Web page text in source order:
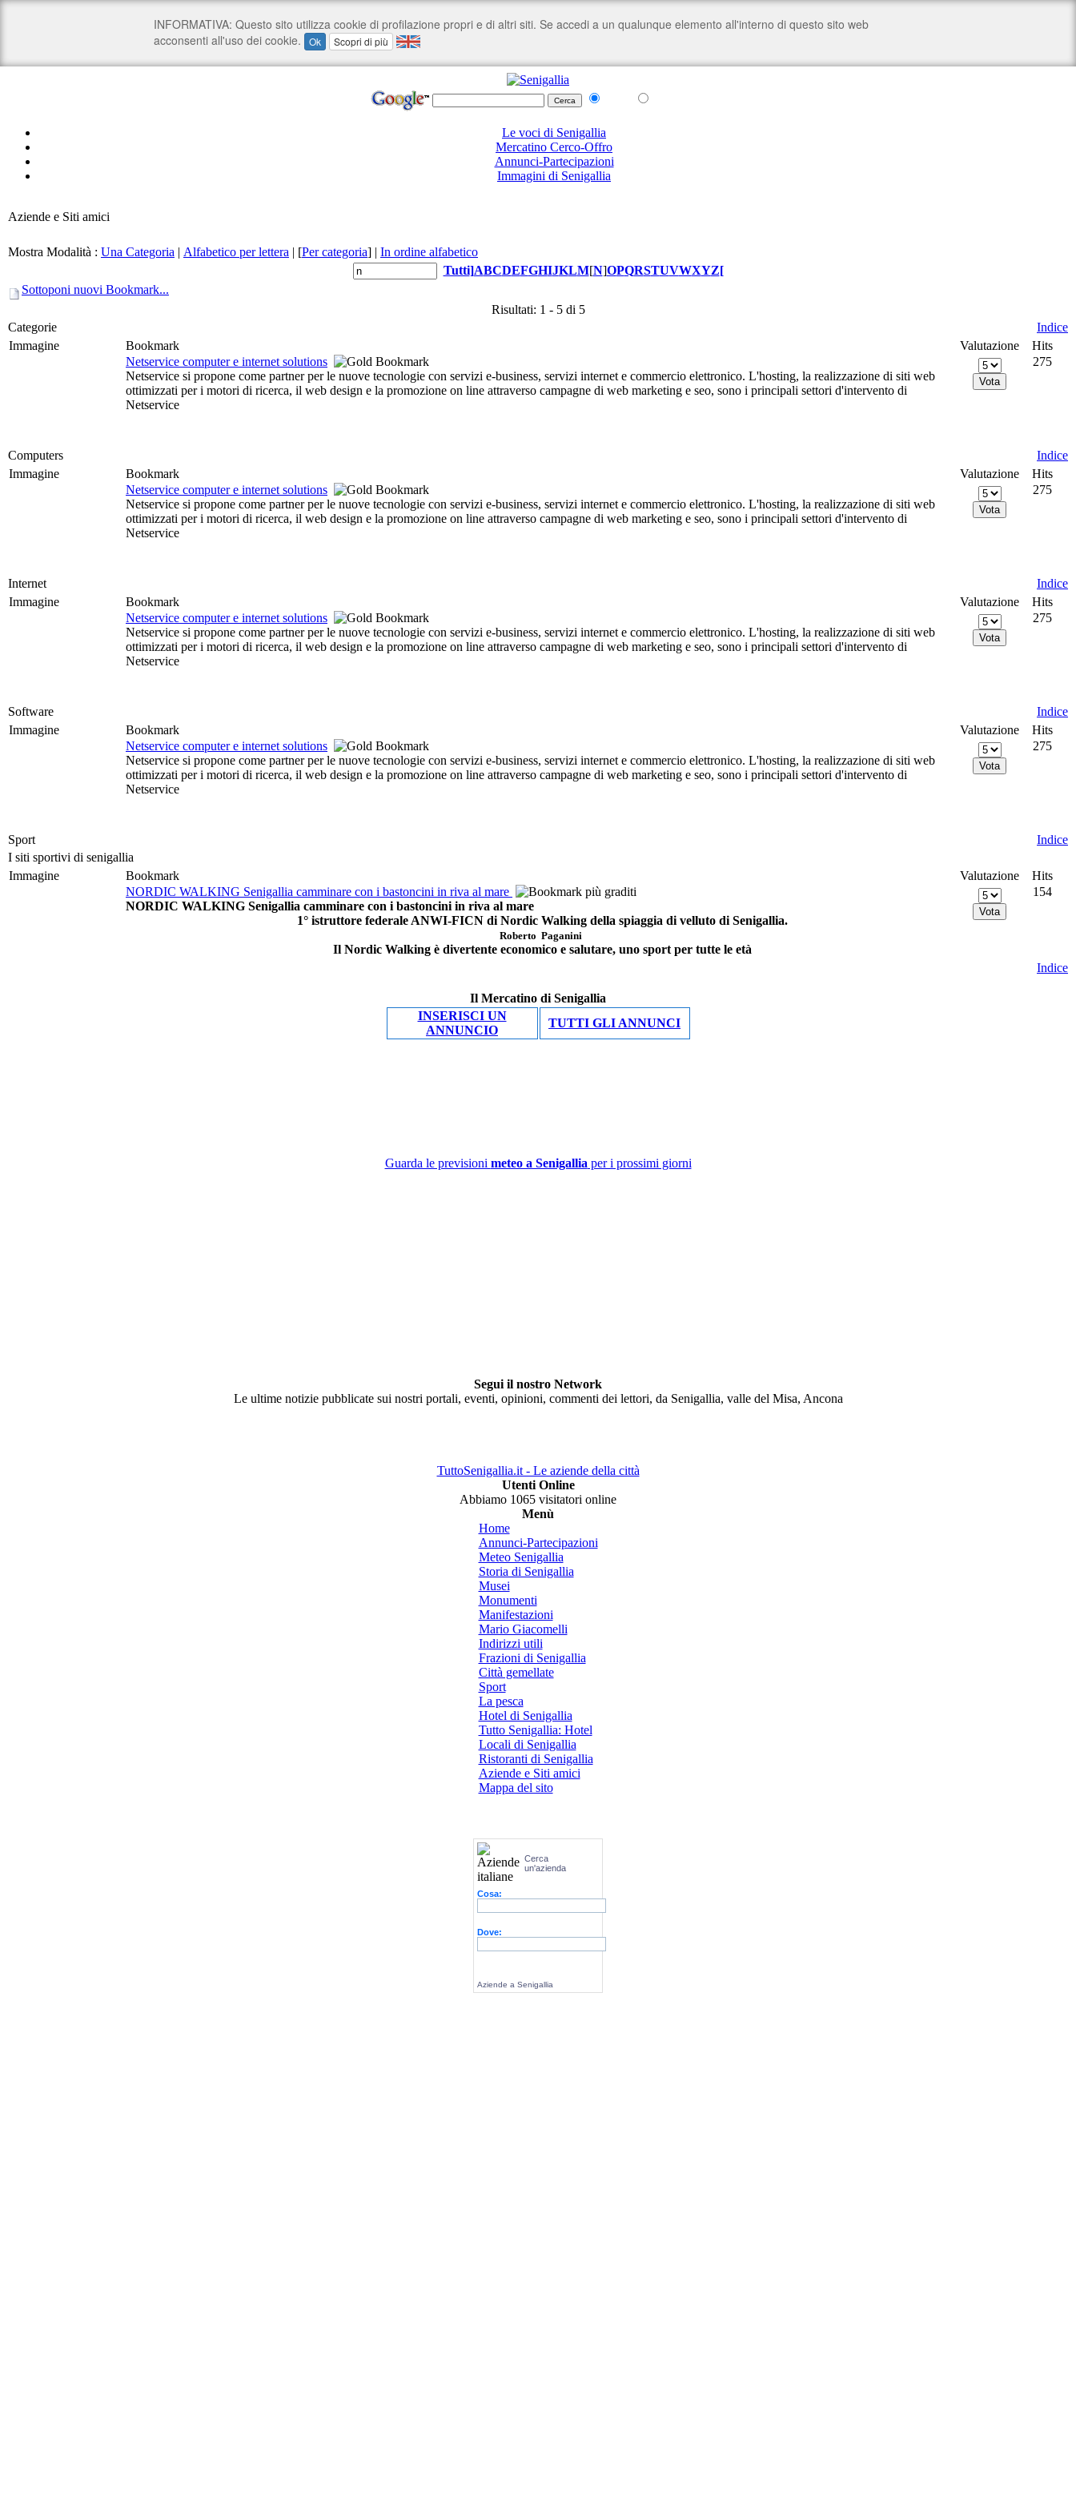
Le voci di Senigallia
Mercatino Cerco-Offro
Annunci-Partecipazioni
Immagini di Senigallia
Aziende e Siti amici
Mostra Modalità : Una Categoria | Alfabetico per lettera | [Per categoria] | In ordine alfabetico
Tutti]ABCDEFGHIJKLM[N]OPQRSTUVWXYZ[
Sottoponi nuovi Bookmark...
Risultati: 1 - 5 di 5
Categorie
Indice
Immagine
Bookmark Valutazione
Hits
Netservice computer e internet solutions
Netservice si propone come partner per le nuove tecnologie con servizi e-business, servizi internet e commercio elettronico. L'hosting, la realizzazione di siti web
ottimizzati per i motori di ricerca, il web design e la promozione on line attraverso campagne di web marketing e seo, sono i principali settori d'intervento di
Netservice
275
Computers
Indice
Immagine
Bookmark Valutazione
Hits
Netservice computer e internet solutions
Netservice si propone come partner per le nuove tecnologie con servizi e-business, servizi internet e commercio elettronico. L'hosting, la realizzazione di siti web
ottimizzati per i motori di ricerca, il web design e la promozione on line attraverso campagne di web marketing e seo, sono i principali settori d'intervento di
Netservice
275
Internet
Indice
Immagine
Bookmark Valutazione
Hits
Netservice computer e internet solutions
Netservice si propone come partner per le nuove tecnologie con servizi e-business, servizi internet e commercio elettronico. L'hosting, la realizzazione di siti web
ottimizzati per i motori di ricerca, il web design e la promozione on line attraverso campagne di web marketing e seo, sono i principali settori d'intervento di
Netservice
275
Software
Indice
Immagine
Bookmark Valutazione
Hits
Netservice computer e internet solutions
Netservice si propone come partner per le nuove tecnologie con servizi e-business, servizi internet e commercio elettronico. L'hosting, la realizzazione di siti web
ottimizzati per i motori di ricerca, il web design e la promozione on line attraverso campagne di web marketing e seo, sono i principali settori d'intervento di
Netservice
275
Sport
Indice
I siti sportivi di senigallia
Immagine
Bookmark Valutazione
Hits
NORDIC WALKING Senigallia camminare con i bastoncini in riva al mare
NORDIC WALKING Senigallia camminare con i bastoncini in riva al mare
1° istruttore federale ANWI-FICN di Nordic Walking della spiaggia di velluto di Senigallia.
Roberto Paganini
Il Nordic Walking è divertente economico e salutare, uno sport per tutte le età
154
Indice
Il Mercatino di Senigallia
INSERISCI UN
ANNUNCIO
TUTTI GLI ANNUNCI
Guarda le previsioni meteo a Senigallia per i prossimi giorni
Segui il nostro Network
Le ultime notizie pubblicate sui nostri portali, eventi, opinioni, commenti dei lettori, da Senigallia, valle del Misa, Ancona
TuttoSenigallia.it - Le aziende della città
Utenti Online
Abbiamo 1065 visitatori online
Menù
Home
Annunci-Partecipazioni
Meteo Senigallia
Storia di Senigallia
Musei
Monumenti
Manifestazioni
Mario Giacomelli
Indirizzi utili
Frazioni di Senigallia
Città gemellate
Sport
La pesca
Hotel di Senigallia
Tutto Senigallia: Hotel
Locali di Senigallia
Ristoranti di Senigallia
Aziende e Siti amici
Mappa del sito
Cerca
un'azienda
Cosa:
Dove:
Aziende a Senigallia